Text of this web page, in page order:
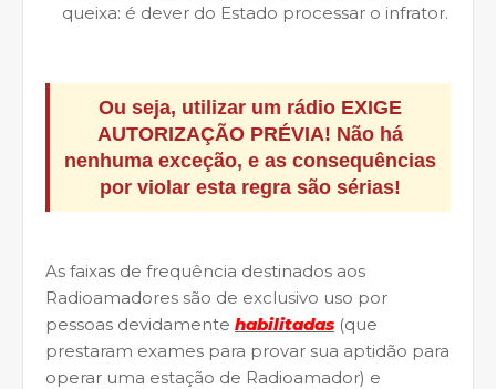
queixa: é dever do Estado processar o infrator.
Ou seja, utilizar um rádio EXIGE
AUTORIZAÇÃO PRÉVIA! Não há
nenhuma exceção, e as consequências
por violar esta regra são sérias!
As faixas de frequência destinados aos
Radioamadores são de exclusivo uso por
pessoas devidamente habilitadas (que
prestaram exames para provar sua aptidão para
operar uma estação de Radioamador) e